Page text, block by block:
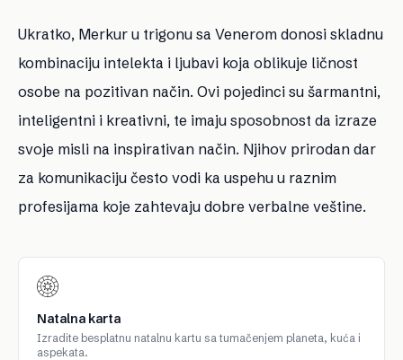
Ukratko, Merkur u trigonu sa Venerom donosi skladnu
kombinaciju intelekta i ljubavi koja oblikuje ličnost
osobe na pozitivan način. Ovi pojedinci su šarmantni,
inteligentni i kreativni, te imaju sposobnost da izraze
svoje misli na inspirativan način. Njihov prirodan dar
za komunikaciju često vodi ka uspehu u raznim
profesijama koje zahtevaju dobre verbalne veštine.
Natalna karta
Izradite besplatnu natalnu kartu sa tumačenjem planeta, kuća i
aspekata.